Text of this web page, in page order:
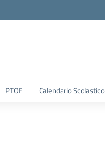
PTOF Calendario Scolastico